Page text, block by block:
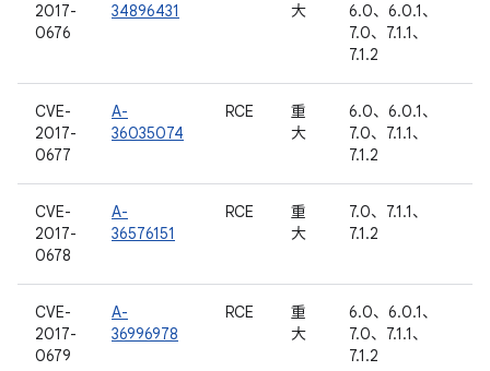
2017-
0676
34896431
大
6.0、6.0.1、
7.0、7.1.1、
7.1.2
CVE-
2017-
0677
A-
36035074
RCE
重
大
6.0、6.0.1、
7.0、7.1.1、
7.1.2
CVE-
2017-
0678
A-
36576151
RCE
重
大
7.0、7.1.1、
7.1.2
CVE-
2017-
0679
A-
36996978
RCE
重
大
6.0、6.0.1、
7.0、7.1.1、
7.1.2